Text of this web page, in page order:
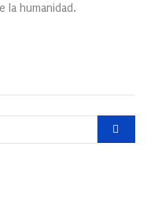
la humanidad.